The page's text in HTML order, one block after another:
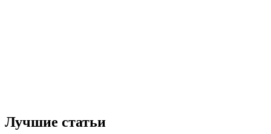
Лучшие статьи